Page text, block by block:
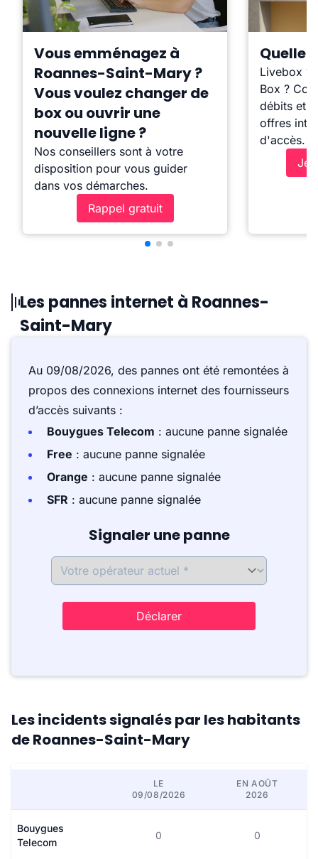
Vous emménagez à
Roannes-Saint-Mary ?
Vous voulez changer de
box ou ouvrir une
nouvelle ligne ?
Nos conseillers sont à votre
disposition pour vous guider
dans vos démarches.
Rappel gratuit
Quelle
Livebox ?
Box ?
débits et
offres
d'accès.
Je
Les pannes internet à Roannes-
Saint-Mary
Au 09/08/2026, des pannes ont été remontées à
propos des connexions internet des fournisseurs
d’accès suivants :
Bouygues Telecom : aucune panne signalée
Free : aucune panne signalée
Orange : aucune panne signalée
SFR : aucune panne signalée
Signaler une panne
Déclarer
Les incidents signalés par les habitants
de Roannes-Saint-Mary
LE
09/08/2026
EN AOÛT
2026
Bouygues
Telecom
0 0